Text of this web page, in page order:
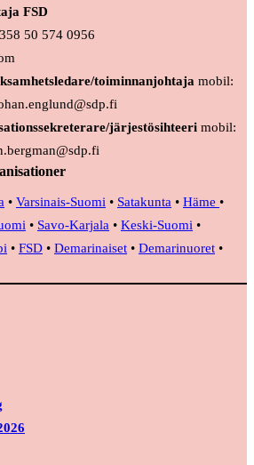
FSD
50 574 0956
toiminnanjohtaja mobil:
järjestösihteeri mobil:
• Varsinais-Suomi • Satakunta • Häme •
• Savo-Karjala • Keski-Suomi •
• FSD • Demarinaiset • Demarinuoret •